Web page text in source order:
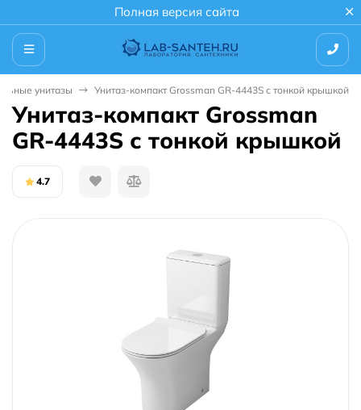
Полная версия сайта
унитазы Унитаз-компакт Grossman GR-4443S с тонкой крышкой
Унитаз-компакт Grossman
GR-4443S с тонкой крышкой
4.7